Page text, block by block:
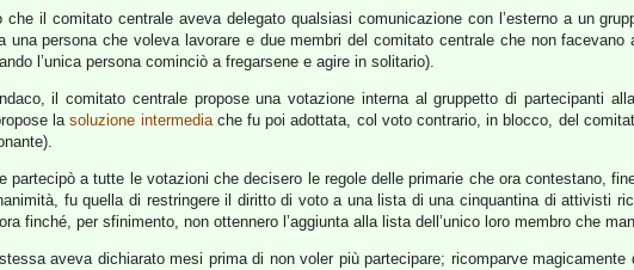
il comitato centrale aveva delegato qualsiasi comunicazione con l’esterno a un
persona che voleva lavorare e due membri del comitato centrale che non
l’unica persona cominciò a fregarsene e agire in solitario).
il comitato centrale propose una votazione interna al gruppetto di partecipanti
lasoluzione intermediache fu poi adottata, col voto contrario, in blocco, del
a tutte le votazioni che decisero le regole delle primarie che ora contestano,
fu quella di restringere il diritto di voto a una lista di una cinquantina di attivisti
finché, per sfinimento, non ottennero l’aggiunta alla lista dell’unico loro membro che
aveva dichiarato mesi prima di non voler più partecipare; ricomparve